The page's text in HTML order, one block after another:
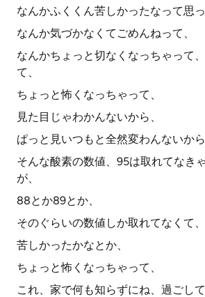
なんかふくくん苦しかったなって思っ
なんか気づかなくてごめんねって、
なんかちょっと切なくなっちゃって
て、
ちょっと怖くなっちゃって、
見た目じゃわかんないから、
ぱっと見いつもと全然変わんないから
そんな酸素の数値、95は取れてなき
が、
88とか89とか、
そのぐらいの数値しか取れてなくて、
苦しかったかなとか、
ちょっと怖くなっちゃって、
これ、家で何も知らずにね、過ごし